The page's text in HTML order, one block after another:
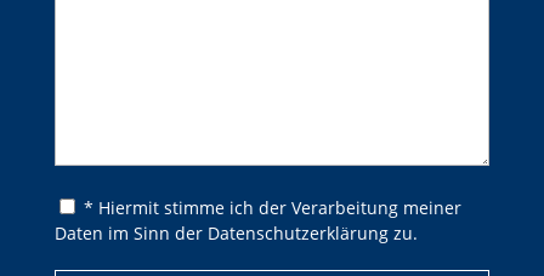
Bitte lasse dieses Feld leer.
Bitte lasse dieses Feld leer.
* Hiermit stimme ich der Verarbeitung meiner
Daten im Sinn der Datenschutzerklärung zu.